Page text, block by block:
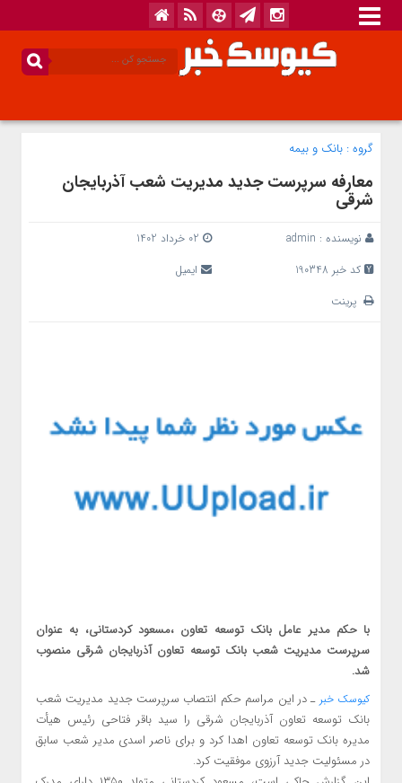
گروه : بانک‌ و بیمه
معارفه سرپرست جدید مدیریت شعب آذربایجان
شرقی
نویسنده : admin
کد خبر 190348
ایمیل
پرینت
با حکم مدیر عامل بانک توسعه تعاون ،مسعود کردستانی، به عنوان
سرپرست مدیریت شعب بانک توسعه تعاون آذربایجان شرقی منصوب
شد.
کیوسک خبر ـ در این مراسم حکم انتصاب سرپرست جدید مدیریت شعب
بانک توسعه تعاون آذربایجان شرقی را سید باقر فتاحی رئیس هیأت
مدیره بانک توسعه تعاون اهدا کرد و برای ناصر اسدی مدیر شعب سابق
در مسئولیت جدید آرزوی موفقیت کرد.